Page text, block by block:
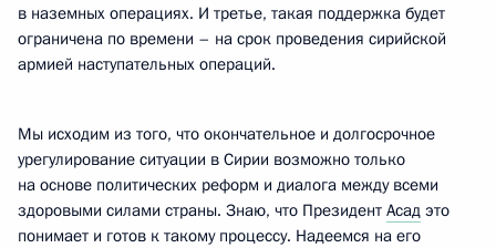
в наземных операциях. И третье, такая поддержка будет
ограничена по времени – на срок проведения сирийской
армией наступательных операций.
Мы исходим из того, что окончательное и долгосрочное
урегулирование ситуации в Сирии возможно только
на основе политических реформ и диалога между всеми
здоровыми силами страны. Знаю, что Президент Асад это
понимает и готов к такому процессу. Надеемся на его